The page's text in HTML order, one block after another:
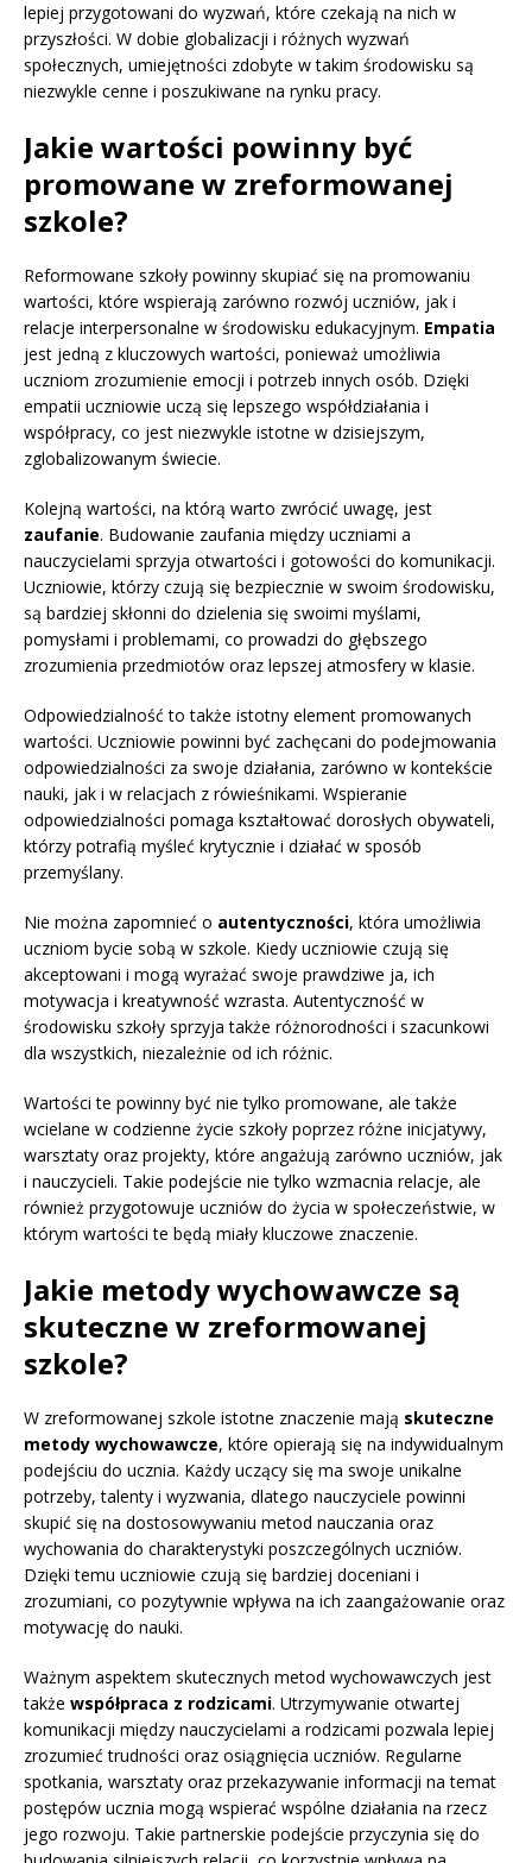
lepiej przygotowani do wyzwań, które czekają na nich w
przyszłości. W dobie globalizacji i różnych wyzwań
społecznych, umiejętności zdobyte w takim środowisku są
niezwykle cenne i poszukiwane na rynku pracy.
Jakie wartości powinny być
promowane w zreformowanej
szkole?
Reformowane szkoły powinny skupiać się na promowaniu
wartości, które wspierają zarówno rozwój uczniów, jak i
relacje interpersonalne w środowisku edukacyjnym. Empatia
jest jedną z kluczowych wartości, ponieważ umożliwia
uczniom zrozumienie emocji i potrzeb innych osób. Dzięki
empatii uczniowie uczą się lepszego współdziałania i
współpracy, co jest niezwykle istotne w dzisiejszym,
zglobalizowanym świecie.
Kolejną wartości, na którą warto zwrócić uwagę, jest
zaufanie. Budowanie zaufania między uczniami a
nauczycielami sprzyja otwartości i gotowości do komunikacji.
Uczniowie, którzy czują się bezpiecznie w swoim środowisku,
są bardziej skłonni do dzielenia się swoimi myślami,
pomysłami i problemami, co prowadzi do głębszego
zrozumienia przedmiotów oraz lepszej atmosfery w klasie.
Odpowiedzialność to także istotny element promowanych
wartości. Uczniowie powinni być zachęcani do podejmowania
odpowiedzialności za swoje działania, zarówno w kontekście
nauki, jak i w relacjach z rówieśnikami. Wspieranie
odpowiedzialności pomaga kształtować dorosłych obywateli,
którzy potrafią myśleć krytycznie i działać w sposób
przemyślany.
Nie można zapomnieć o autentyczności, która umożliwia
uczniom bycie sobą w szkole. Kiedy uczniowie czują się
akceptowani i mogą wyrażać swoje prawdziwe ja, ich
motywacja i kreatywność wzrasta. Autentyczność w
środowisku szkoły sprzyja także różnorodności i szacunkowi
dla wszystkich, niezależnie od ich różnic.
Wartości te powinny być nie tylko promowane, ale także
wcielane w codzienne życie szkoły poprzez różne inicjatywy,
warsztaty oraz projekty, które angażują zarówno uczniów, jak
i nauczycieli. Takie podejście nie tylko wzmacnia relacje, ale
również przygotowuje uczniów do życia w społeczeństwie, w
którym wartości te będą miały kluczowe znaczenie.
Jakie metody wychowawcze są
skuteczne w zreformowanej
szkole?
W zreformowanej szkole istotne znaczenie mają skuteczne
metody wychowawcze, które opierają się na indywidualnym
podejściu do ucznia. Każdy uczący się ma swoje unikalne
potrzeby, talenty i wyzwania, dlatego nauczyciele powinni
skupić się na dostosowywaniu metod nauczania oraz
wychowania do charakterystyki poszczególnych uczniów.
Dzięki temu uczniowie czują się bardziej doceniani i
zrozumiani, co pozytywnie wpływa na ich zaangażowanie oraz
motywację do nauki.
Ważnym aspektem skutecznych metod wychowawczych jest
także współpraca z rodzicami. Utrzymywanie otwartej
komunikacji między nauczycielami a rodzicami pozwala lepiej
zrozumieć trudności oraz osiągnięcia uczniów. Regularne
spotkania, warsztaty oraz przekazywanie informacji na temat
postępów ucznia mogą wspierać wspólne działania na rzecz
jego rozwoju. Takie partnerskie podejście przyczynia się do